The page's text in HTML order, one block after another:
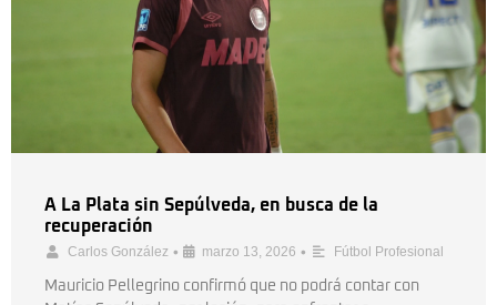
A La Plata sin Sepúlveda, en busca de la
recuperación
Carlos González • marzo 13, 2026 • Fútbol Profesional
Mauricio Pellegrino confirmó que no podrá contar con